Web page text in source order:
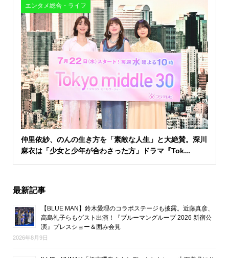
エンタメ総合・ライフ
仲里依紗、のんの生き方を「素敵な人生」と大絶賛。深川
麻衣は「少女と少年が合わさった方」ドラマ『Tok...
最新記事
【BLUE MAN】鈴木愛理のコラボステージも披露。近藤真彦、
高島礼子らもゲスト出演！『ブルーマングループ 2026 新宿公
演』プレスショー＆囲み会見
2026年8月9日